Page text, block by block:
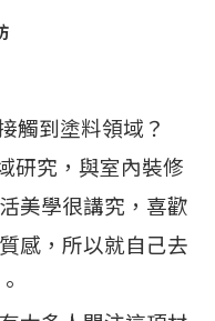
觸到塗料領域？
研究，與室內裝修
美學很講究，喜歡
感，所以就自己去